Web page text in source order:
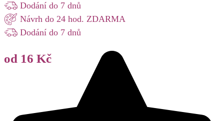
Dodání do 7 dnů
Návrh do 24 hod. ZDARMA
Dodání do 7 dnů
od 16 Kč